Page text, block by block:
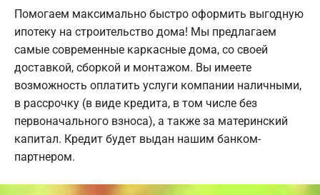
Помогаем максимально быстро оформить выгодную
ипотеку на строительство дома! Мы предлагаем
самые современные каркасные дома, со своей
доставкой, сборкой и монтажом. Вы имеете
возможность оплатить услуги компании наличными,
в рассрочку (в виде кредита, в том числе без
первоначального взноса), а также за материнский
капитал. Кредит будет выдан нашим банком-
партнером.